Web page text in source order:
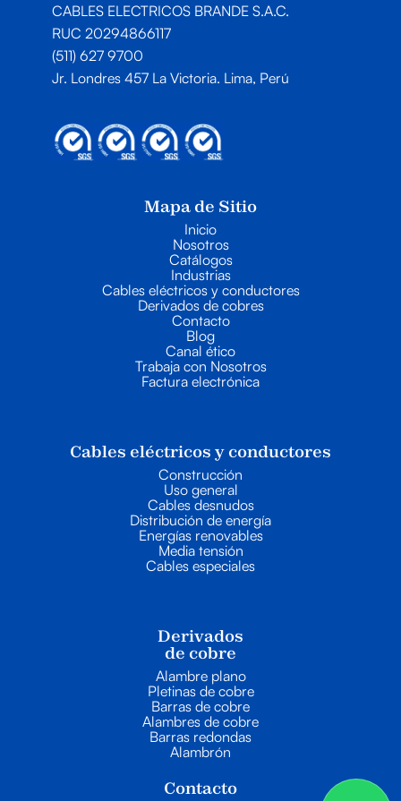
CABLES ELECTRICOS BRANDE S.A.C.
RUC 20294866117
(511) 627 9700
Jr. Londres 457 La Victoria. Lima, Perú
Mapa de Sitio
Inicio
Nosotros
Catálogos
Industrias
Cables eléctricos y conductores
Derivados de cobres
Contacto
Blog
Canal ético
Trabaja con Nosotros
Factura electrónica
Cables eléctricos y conductores
Construcción
Uso general
Cables desnudos
Distribución de energía
Energías renovables
Media tensión
Cables especiales
Derivados
de cobre
Alambre plano
Pletinas de cobre
Barras de cobre
Alambres de cobre
Barras redondas
Alambrón
Contacto